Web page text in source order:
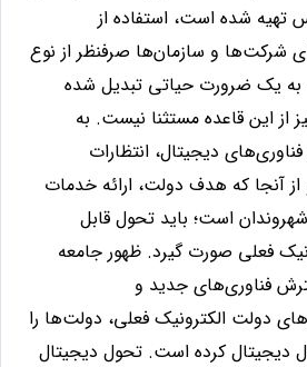
شده است، استفاده از
شرکت‌ها و سازمان‌ها صرفنظر از نوع
به یک ضرورت حیاتی تبدیل شده
این قاعده مستثنا نیست. به
دیجیتال، انتظارات
از آنجا که هدف دولت، ارائه خدمات
است؛ باید تحول قابل
فعلی صورت گیرد. ظهور جامعه
فناوری‌های جدید و
دولت الکترونیک فعلی، دولت‌ها را
دیجیتال کرده است. تحول دیجیتال